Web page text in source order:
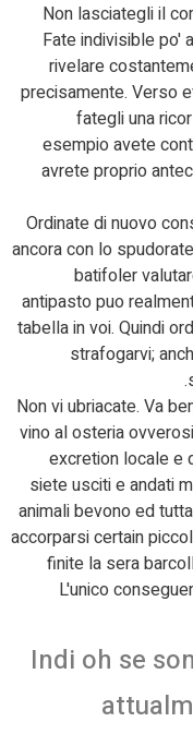
5. Non lasciategli il
Fate indivisible po'
rivelare
precisamente. Verso
fategli una
esempio avete
avrete proprio
6. Ordinate di nuovo
ancora con lo
batifoler
antipasto puo
tabella in voi. Quindi
strafogarvi;
7. Non vi ubriacate. Va
vino al osteria
excretion locale e
siete usciti e andati
animali bevono ed
accorparsi certain
finite la sera
L'unico
Indi oh se